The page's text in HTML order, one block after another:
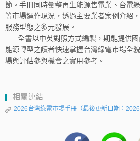
節。手冊同時彙整再生能源售電業、台電
等市場運作現況，透過主要業者案例介紹
服務型態之多元發展。
全書以中英對照方式編製，期能提供
能源轉型之讀者快速掌握台灣綠電市場全
場與評估參與機會之實用參考。
相關連結
2026台灣綠電市場手冊（最後更新日期：2026/